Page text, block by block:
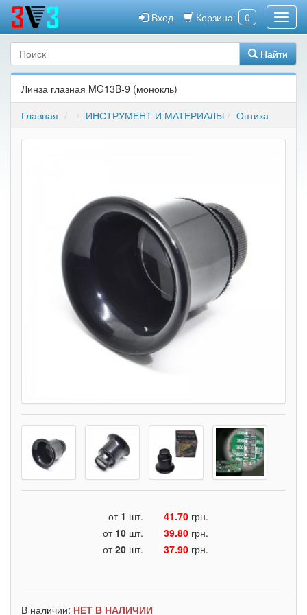
Корзина: 0
Вход
Найти
Линза глазная MG13B-9 (монокль)
Главная
ИНСТРУМЕНТ И МАТЕРИАЛЫ Оптика
от 1 шт. 41.70 грн.
от 10 шт. 39.80 грн.
от20 шт. 37.90 грн.
В наличии: НЕТ В НАЛИЧИИ